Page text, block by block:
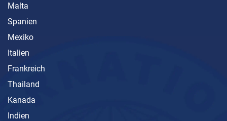
Malta
Spanien
Mexiko
Italien
Frankreich
Thailand
Kanada
Indien